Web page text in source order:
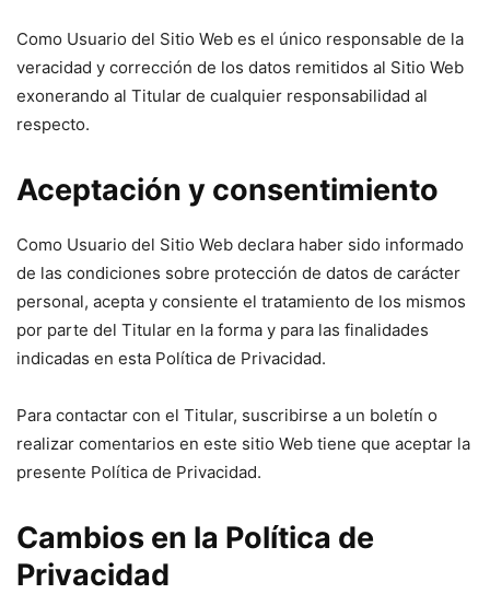
Como Usuario del Sitio Web es el único responsable de la
veracidad y corrección de los datos remitidos al Sitio Web
exonerando al Titular de cualquier responsabilidad al
respecto.
Aceptación y consentimiento
Como Usuario del Sitio Web declara haber sido informado
de las condiciones sobre protección de datos de carácter
personal, acepta y consiente el tratamiento de los mismos
por parte del Titular en la forma y para las finalidades
indicadas en esta Política de Privacidad.
Para contactar con el Titular, suscribirse a un boletín o
realizar comentarios en este sitio Web tiene que aceptar la
presente Política de Privacidad.
Cambios en la Política de
Privacidad